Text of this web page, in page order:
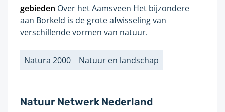
gebieden Over het Aamsveen Het bijzondere
aan Borkeld is de grote afwisseling van
verschillende vormen van natuur.
Labels
Natura 2000 Natuur en landschap
Natuur Netwerk Nederland